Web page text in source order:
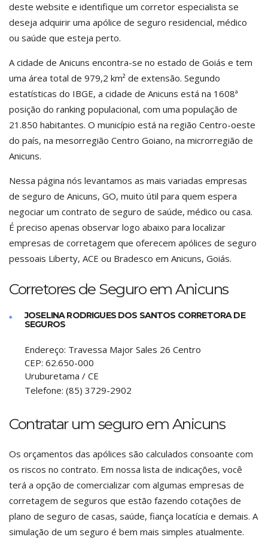
deste website e identifique um corretor especialista se
deseja adquirir uma apólice de seguro residencial, médico
ou saúde que esteja perto.
A cidade de Anicuns encontra-se no estado de Goiás e tem
uma área total de 979,2 km² de extensão. Segundo
estatísticas do IBGE, a cidade de Anicuns está na 1608ª
posição do ranking populacional, com uma população de
21.850 habitantes. O município está na região Centro-oeste
do país, na mesorregião Centro Goiano, na microrregião de
Anicuns.
Nessa página nós levantamos as mais variadas empresas
de seguro de Anicuns, GO, muito útil para quem espera
negociar um contrato de seguro de saúde, médico ou casa.
É preciso apenas observar logo abaixo para localizar
empresas de corretagem que oferecem apólices de seguro
pessoais Liberty, ACE ou Bradesco em Anicuns, Goiás.
Corretores de Seguro em Anicuns
JOSELINA RODRIGUES DOS SANTOS CORRETORA DE
SEGUROS
Endereço: Travessa Major Sales 26 Centro
CEP: 62.650-000
Uruburetama / CE
Telefone: (85) 3729-2902
Contratar um seguro em Anicuns
Os orçamentos das apólices são calculados consoante com
os riscos no contrato. Em nossa lista de indicações, você
terá a opção de comercializar com algumas empresas de
corretagem de seguros que estão fazendo cotações de
plano de seguro de casas, saúde, fiança locatícia e demais. A
simulação de um seguro é bem mais simples atualmente.